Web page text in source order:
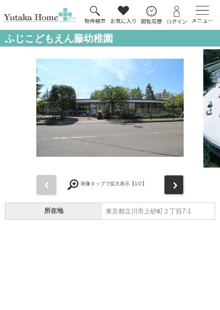
ふじこどもえん藤幼稚園
画像タップで拡大表示【1/2】
所在地 東京都立川市上砂町２丁目7-1